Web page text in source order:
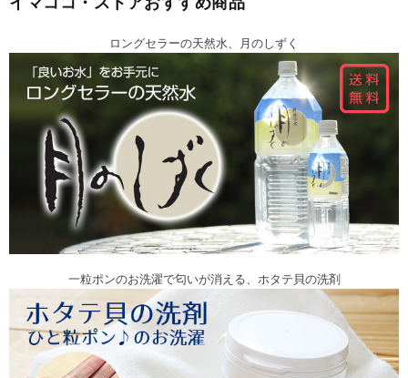
ロングセラーの天然水、月のしずく
一粒ポンのお洗濯で匂いが消える、ホタテ貝の洗剤